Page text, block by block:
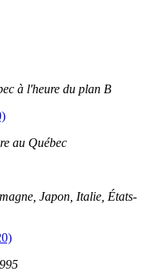
à l'heure du plan B
au Québec
Japon, Italie, États-